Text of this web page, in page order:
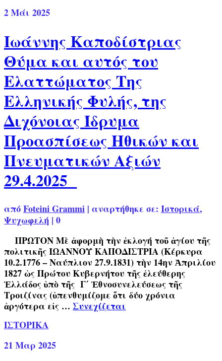
2Μάι 2025
Ιωάννης Καποδίστριας
Θύμα και αυτός του
Ελαττώματος Της
Ελληνικής Φυλής, της
Διχόνοιας Ίδρυμα
Προασπίσεως Ηθικών και
Πνευματικών Αξιών
29.4.2025
απόFoteini Grammi | αναρτήθηκε σε: Ιστορικά,
Ψυχωφελή | 0
ΠΡΩΤΟΝ Μὲ ἀφορμὴ τὴν ἐκλογή τοῦ ἁγίου τῆς
πολιτικῆς ΙΩΑΝΝΟΥ ΚΑΠΟΔΙΣΤΡΙΑ (Κέρκυρα
10.2.1776 – Ναύπλιον 27.9.1831) τὴν 14ην Ἀπριλίου
1827 ὡς Πρώτου Κυβερνήτου τῆς ἐλεύθερης
Ἑλλάδος ὑπὸ τῆς Γ΄ Ἐθνοσυνελεύσεως τῆς
Τροιζίνας (ὑπενθυμίζομε ὅτι δύο χρόνια
ἀργότερα εἰς … Συνεχίζεται
ΙΣΤΟΡΙΚΑ
21 Μαρ 2025